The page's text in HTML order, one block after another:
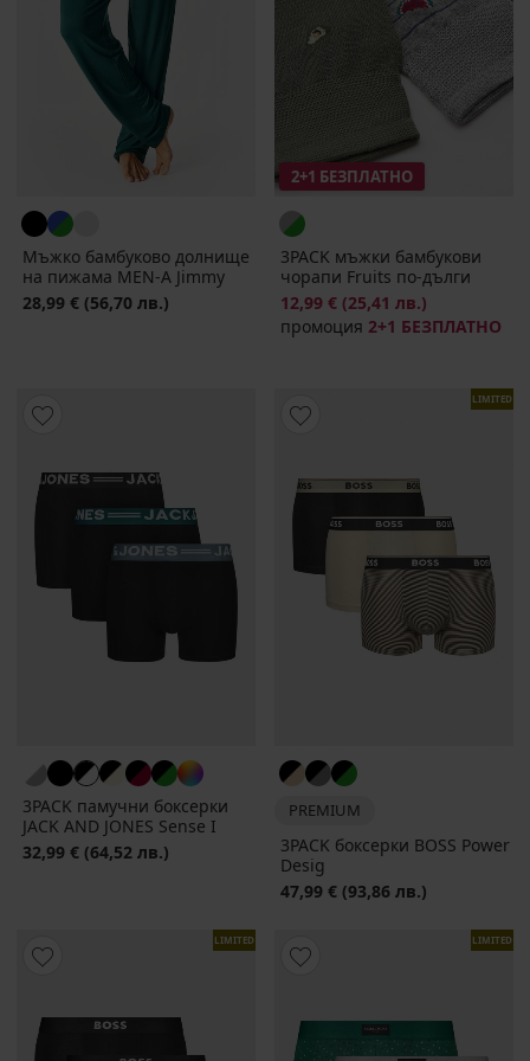
Мъжко бамбуково долнище
на пижама MEN-A Jimmy
28,99 € (56,70 лв.)
2+1 БЕЗПЛАТНО
3PACK мъжки бамбукови
чорапи Fruits по-дълги
12,99 € (25,41 лв.)
промоция 2+1 БЕЗПЛАТНО
3PACK памучни боксерки
JACK AND JONES Sense I
32,99 € (64,52 лв.)
LIMITED
PREMIUM
3PACK боксерки BOSS Power
Dеsig
47,99 € (93,86 лв.)
LIMITED LIMITED